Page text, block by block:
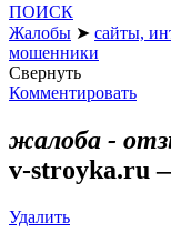
ПОИСК
Жалобы ➤ сайты,
мошенники
Свернуть
Комментировать
жалоба -
v-stroyka.ru
Удалить